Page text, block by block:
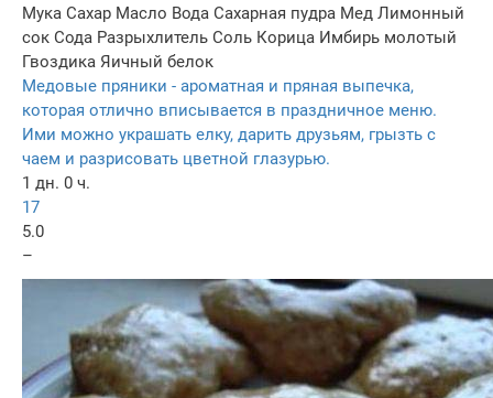
Мука Сахар Масло Вода Сахарная пудра Мед Лимонный
сок Сода Разрыхлитель Соль Корица Имбирь молотый
Гвоздика Яичный белок
Медовые пряники - ароматная и пряная выпечка,
которая отлично вписывается в праздничное меню.
Ими можно украшать елку, дарить друзьям, грызть с
чаем и разрисовать цветной глазурью.
1 дн. 0 ч.
17
5.0
–